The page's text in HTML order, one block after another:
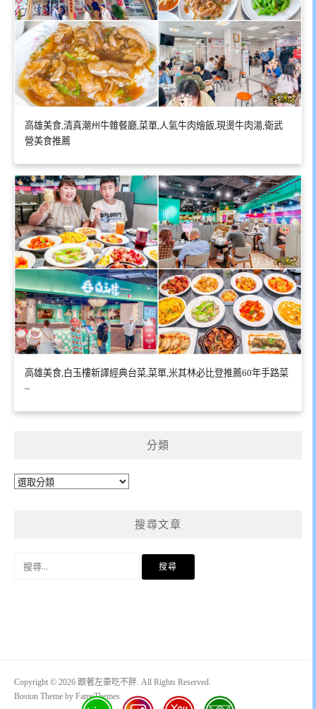
高雄美食,清真潮州牛雜餐廳,菜單,人氣牛肉燴飯,現燙牛肉湯,衛武
營美食推薦
高雄美食,白玉樓新譯經典台菜,菜單,米其林必比登推薦60年手路菜
~
分類
分
搜尋文章
Copyright © 2026 跟著左豪吃不胖. All Rights Reserved.
Boston Theme by FameThemes